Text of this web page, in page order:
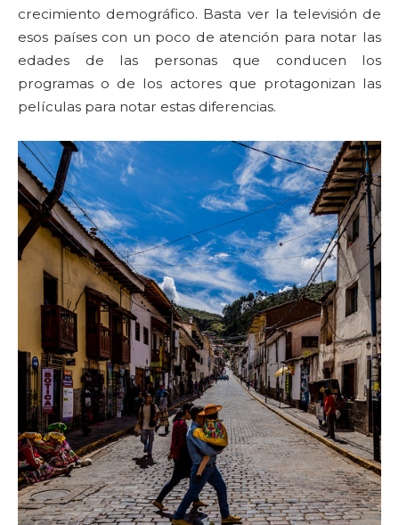
crecimiento demográfico. Basta ver la televisión de
esos países con un poco de atención para notar las
edades de las personas que conducen los
programas o de los actores que protagonizan las
películas para notar estas diferencias.